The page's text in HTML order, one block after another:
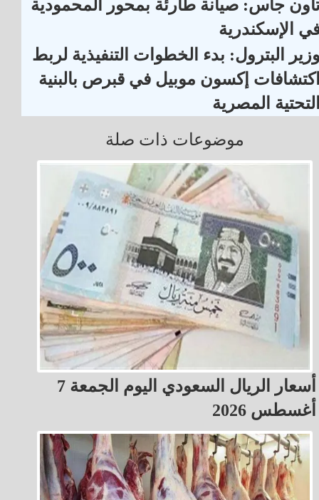
جاس: صيانة طارئة بمحور المحمودية
الإسكندرية
البترول: بدء الخطوات التنفيذية لربط
إكسون موبيل في قبرص بالبنية
المصرية
موضوعات ذات صلة
أسعار الريال السعودي اليوم الجمعة 7
أغسطس 2026